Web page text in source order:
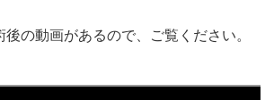
の動画があるので、ご覧ください。